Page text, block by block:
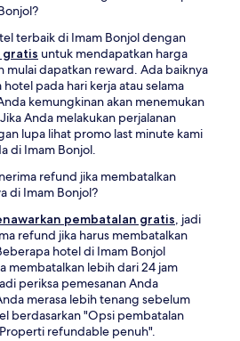
terbaik di Imam Bonjol dengan
gratis untuk mendapatkan harga
mulai dapatkan reward. Ada baiknya
pada hari kerja atau selama
kemungkinan akan menemukan
Anda melakukan perjalanan
lupa lihat promo last minute kami
di Imam Bonjol.
refund jika membatalkan
di Imam Bonjol?
pembatalan gratis, jadi
refund jika harus membatalkan
hotel di Imam Bonjol
membatalkan lebih dari 24 jam
periksa pemesanan Anda
merasa lebih tenang sebelum
berdasarkan "Opsi pembatalan
refundable penuh".